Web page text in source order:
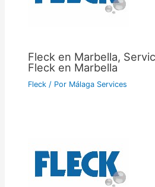
Fleck en Marbella,
Fleck en Marbella
Fleck / Por Málaga Services